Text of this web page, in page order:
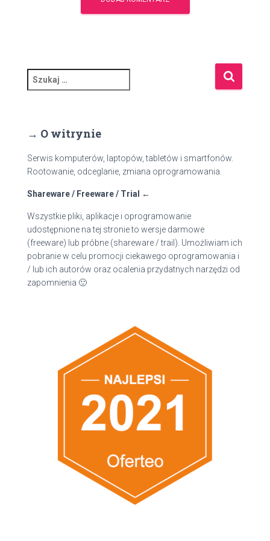
z
:
→ O witrynie
Serwis komputerów, laptopów, tabletów i smartfonów.
Rootowanie, odceglanie, zmiana oprogramowania.
Shareware / Freeware / Trial ←
Wszystkie pliki, aplikacje i oprogramowanie
udostępnione na tej stronie to wersje darmowe
(freeware) lub próbne (shareware / trail). Umożliwiam ich
pobranie w celu promocji ciekawego oprogramowania i
/ lub ich autorów oraz ocalenia przydatnych narzędzi od
zapomnienia 🙂